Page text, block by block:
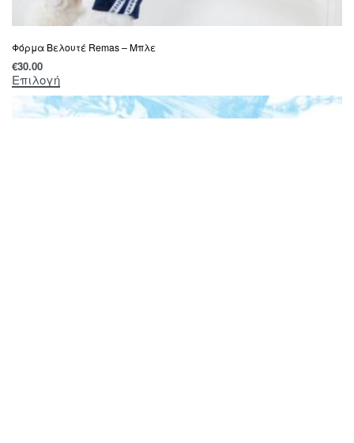
Φόρμα Βελουτέ Remas – Μπλε
€30.00
Επιλογή